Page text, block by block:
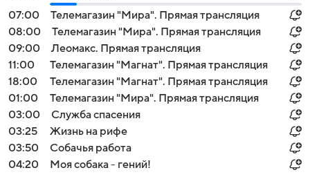
07:00
Телемагазин "Мира". Прямая трансляция
08:00
Телемагазин "Мира". Прямая трансляция
09:00
Леомакс. Прямая трансляция
11:00
Телемагазин "Магнат". Прямая трансляция
18:00
Телемагазин "Магнат". Прямая трансляция
01:00
Телемагазин "Мира". Прямая трансляция
03:00
Служба спасения
03:25
Жизнь на рифе
03:50
Собачья работа
04:20
Моя собака - гений!